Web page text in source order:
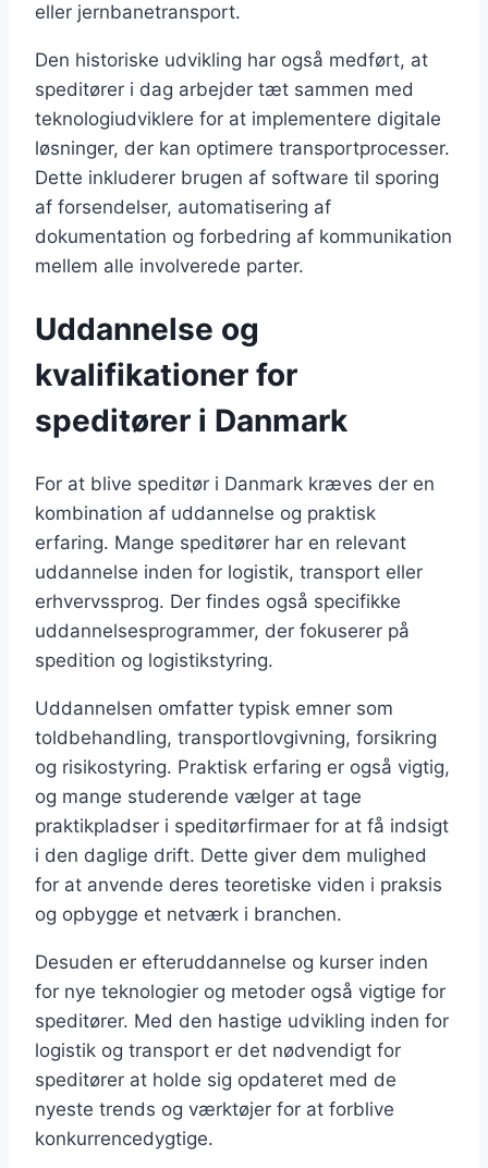
eller jernbanetransport.
Den historiske udvikling har også medført, at
speditører i dag arbejder tæt sammen med
teknologiudviklere for at implementere digitale
løsninger, der kan optimere transportprocesser.
Dette inkluderer brugen af software til sporing
af forsendelser, automatisering af
dokumentation og forbedring af kommunikation
mellem alle involverede parter.
Uddannelse og
kvalifikationer for
speditører i Danmark
For at blive speditør i Danmark kræves der en
kombination af uddannelse og praktisk
erfaring. Mange speditører har en relevant
uddannelse inden for logistik, transport eller
erhvervssprog. Der findes også specifikke
uddannelsesprogrammer, der fokuserer på
spedition og logistikstyring.
Uddannelsen omfatter typisk emner som
toldbehandling, transportlovgivning, forsikring
og risikostyring. Praktisk erfaring er også vigtig,
og mange studerende vælger at tage
praktikpladser i speditørfirmaer for at få indsigt
i den daglige drift. Dette giver dem mulighed
for at anvende deres teoretiske viden i praksis
og opbygge et netværk i branchen.
Desuden er efteruddannelse og kurser inden
for nye teknologier og metoder også vigtige for
speditører. Med den hastige udvikling inden for
logistik og transport er det nødvendigt for
speditører at holde sig opdateret med de
nyeste trends og værktøjer for at forblive
konkurrencedygtige.